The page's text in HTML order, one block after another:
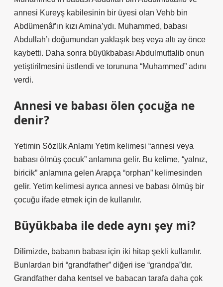
annesi Kureyş kabilesinin bir üyesi olan Vehb bin
Abdümenâf’ın kızı Amina’ydı. Muhammed, babası
Abdullah’ı doğumundan yaklaşık beş veya altı ay önce
kaybetti. Daha sonra büyükbabası Abdulmuttalib onun
yetiştirilmesini üstlendi ve torununa “Muhammed” adını
verdi.
Annesi ve babası ölen çocuğa ne
denir?
Yetimin Sözlük Anlamı Yetim kelimesi “annesi veya
babası ölmüş çocuk” anlamına gelir. Bu kelime, “yalnız,
biricik” anlamına gelen Arapça “orphan” kelimesinden
gelir. Yetim kelimesi ayrıca annesi ve babası ölmüş bir
çocuğu ifade etmek için de kullanılır.
Büyükbaba ile dede aynı şey mi?
Dilimizde, babanın babası için iki hitap şekli kullanılır.
Bunlardan biri “grandfather” diğeri ise “grandpa”dır.
Grandfather daha kentsel ve babacan tarafa daha çok